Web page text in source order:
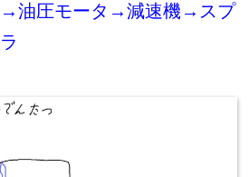
→油圧モータ→減速機→スプ